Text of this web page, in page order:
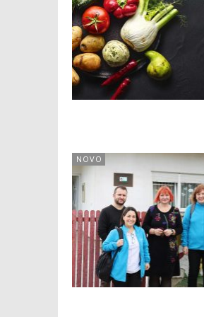
NOVO